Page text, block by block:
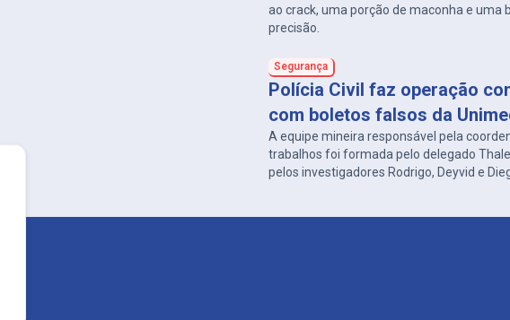
ao crack, uma porção de maconha e uma
precisão.
Segurança
Polícia Civil faz operação
com boletos falsos da
A equipe mineira responsável pela
trabalhos foi formada pelo delegado
pelos investigadores Rodrigo, Deyvid e